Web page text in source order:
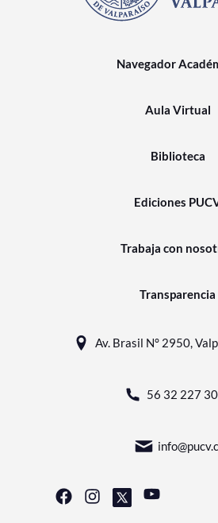
Navegador
Aula Virtual
Biblioteca
Ediciones
Trabaja con
Transparencia
Av. Brasil N° 2950,
56 32 227